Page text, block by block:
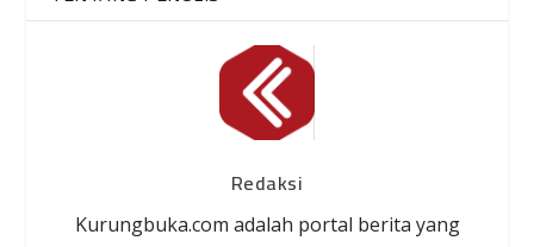
Redaksi
Kurungbuka.com adalah portal berita yang